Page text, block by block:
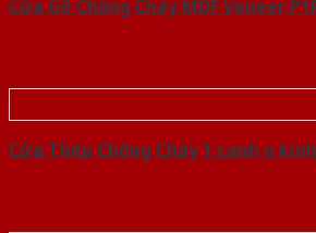
Cửa Gỗ Chống Cháy MDF Veneer
Cửa Thép Chống Cháy 1 canh o